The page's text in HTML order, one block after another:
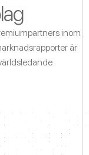
inom
är